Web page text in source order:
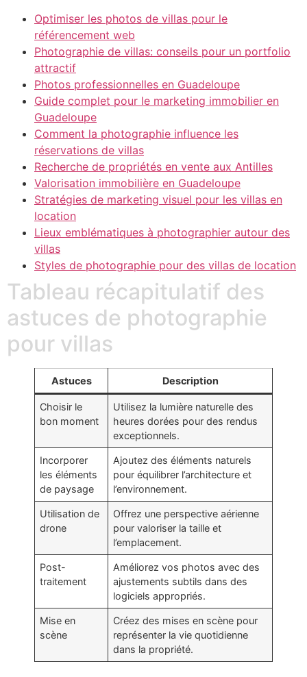
Optimiser les photos de villas pour le
référencement web
Photographie de villas: conseils pour un portfolio
attractif
Photos professionnelles en Guadeloupe
Guide complet pour le marketing immobilier en
Guadeloupe
Comment la photographie influence les
réservations de villas
Recherche de propriétés en vente aux Antilles
Valorisation immobilière en Guadeloupe
Stratégies de marketing visuel pour les villas en
location
Lieux emblématiques à photographier autour des
villas
Styles de photographie pour des villas de location
Tableau récapitulatif des
astuces de photographie
pour villas
Astuces Description
Choisir le
bon moment
Utilisez la lumière naturelle des
heures dorées pour des rendus
exceptionnels.
Incorporer
les éléments
de paysage
Ajoutez des éléments naturels
pour équilibrer l’architecture et
l’environnement.
Utilisation de
drone
Offrez une perspective aérienne
pour valoriser la taille et
l’emplacement.
Post-
traitement
Améliorez vos photos avec des
ajustements subtils dans des
logiciels appropriés.
Mise en
scène
Créez des mises en scène pour
représenter la vie quotidienne
dans la propriété.